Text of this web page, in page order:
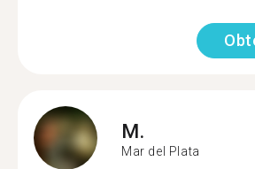
M.
Mar del Plata